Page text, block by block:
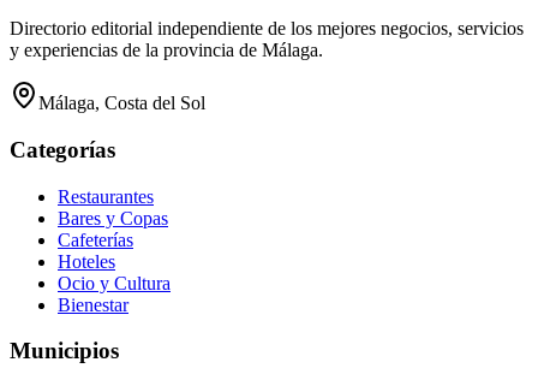
Directorio editorial independiente de los mejores negocios, servicios
y experiencias de la provincia de Málaga.
Málaga, Costa del Sol
Categorías
Restaurantes
Bares y Copas
Cafeterías
Hoteles
Ocio y Cultura
Bienestar
Municipios